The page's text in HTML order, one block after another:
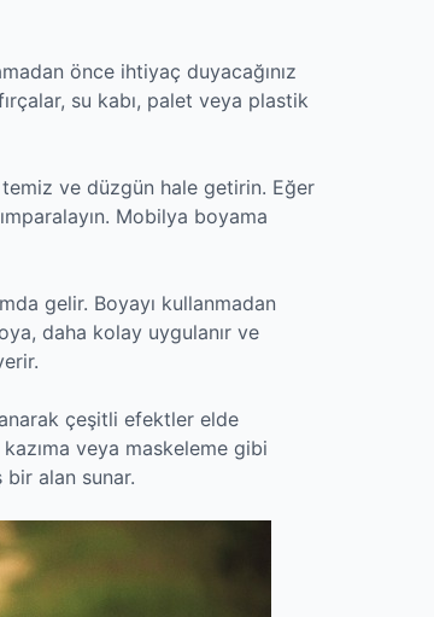
önce ihtiyaç duyacağınız
su kabı, palet veya plastik
temiz ve düzgün hale getirin. Eğer
Mobilya boyama
gelir. Boyayı kullanmadan
daha kolay uygulanır ve
çeşitli efektler elde
veya maskeleme gibi
bir alan sunar.